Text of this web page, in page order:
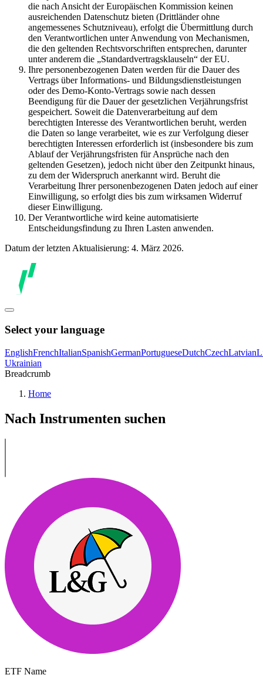
die nach Ansicht der Europäischen Kommission keinen
ausreichenden Datenschutz bieten (Drittländer ohne
angemessenes Schutzniveau), erfolgt die Übermittlung durch
den Verantwortlichen unter Anwendung von Mechanismen,
die den geltenden Rechtsvorschriften entsprechen, darunter
unter anderem die „Standardvertragsklauseln“ der EU.
Ihre personenbezogenen Daten werden für die Dauer des
Vertrags über Informations- und Bildungsdienstleistungen
oder des Demo-Konto-Vertrags sowie nach dessen
Beendigung für die Dauer der gesetzlichen Verjährungsfrist
gespeichert. Soweit die Datenverarbeitung auf dem
berechtigten Interesse des Verantwortlichen beruht, werden
die Daten so lange verarbeitet, wie es zur Verfolgung dieser
berechtigten Interessen erforderlich ist (insbesondere bis zum
Ablauf der Verjährungsfristen für Ansprüche nach den
geltenden Gesetzen), jedoch nicht über den Zeitpunkt hinaus,
zu dem der Widerspruch anerkannt wird. Beruht die
Verarbeitung Ihrer personenbezogenen Daten jedoch auf einer
Einwilligung, so erfolgt dies bis zum wirksamen Widerruf
dieser Einwilligung.
Der Verantwortliche wird keine automatisierte
Entscheidungsfindung zu Ihren Lasten anwenden.
Datum der letzten Aktualisierung: 4. März 2026.
Select your language
EnglishFrenchItalianSpanishGermanPortugueseDutchCzechLatvian
Ukrainian
Breadcrumb
Home
Nach Instrumenten suchen
ETF Name